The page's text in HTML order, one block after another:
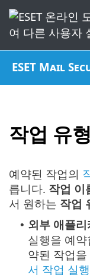
ESET Mail
작업 유형
예약된 작업의
릅니다. 작업 이
서 원하는 작업
• 외부 애플
실행을 예
약된 작업
서 작업 실행